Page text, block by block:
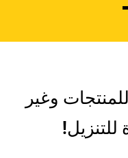
وغير
للتنزيل!